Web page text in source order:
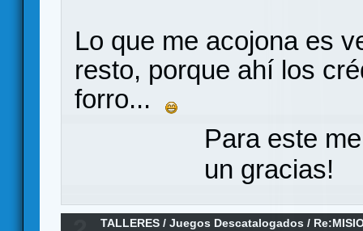
Lo que me acojona es
resto, porque ahí los
forro...
Para este
un gracias!
TALLERES /Juegos Descatalogados /